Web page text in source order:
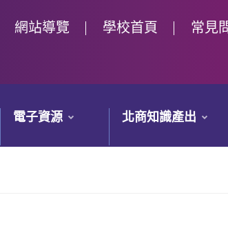
網站導覽 學校首頁 常見
電子資源 北商知識產出